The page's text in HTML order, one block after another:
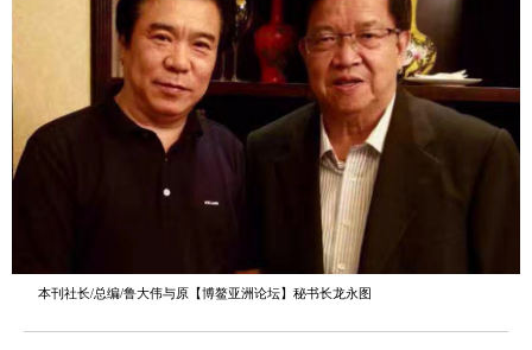
本刊社长/总编/鲁大伟与原【博鳌亚洲论坛】秘书长龙永图